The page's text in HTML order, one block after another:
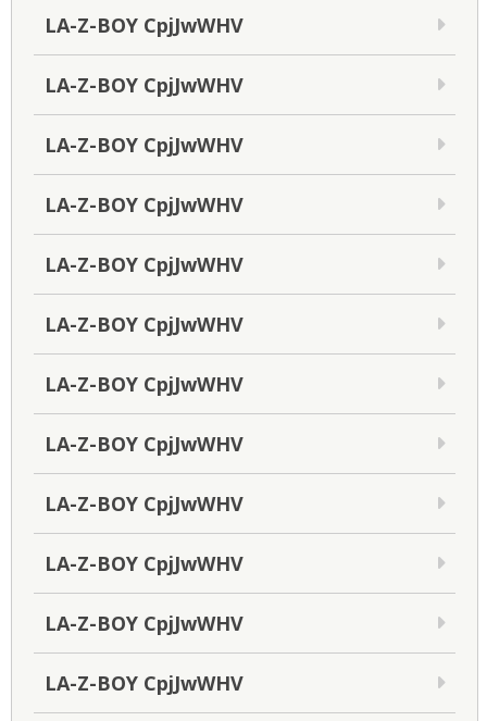
LA-Z-BOY CpjJwWHV
LA-Z-BOY CpjJwWHV
LA-Z-BOY CpjJwWHV
LA-Z-BOY CpjJwWHV
LA-Z-BOY CpjJwWHV
LA-Z-BOY CpjJwWHV
LA-Z-BOY CpjJwWHV
LA-Z-BOY CpjJwWHV
LA-Z-BOY CpjJwWHV
LA-Z-BOY CpjJwWHV
LA-Z-BOY CpjJwWHV
LA-Z-BOY CpjJwWHV